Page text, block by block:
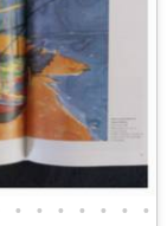
• • • • • • •